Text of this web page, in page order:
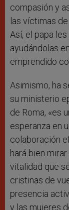
compasión y
las víctimas
Así, el papa
ayudándolas
emprendido
Asimismo, ha
su ministerio
de Roma, «es
esperanza en
colaboración
hará bien
vitalidad que
cristinas de
presencia
y las mujeres